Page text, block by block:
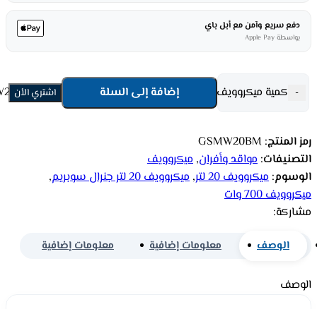
دفع سريع وآمن مع أبل باي
بواسطة Apple Pay
- كمية ميكروويف 20 لتر جنرال سوبريم – 700 وات – أسود GSMW20BM إضافة إلى السلة اشتري الأن
رمز المنتج: GSMW20BM
التصنيفات: مواقد وأفران, ميكروويف
الوسوم: ميكروويف 20 لتر , ميكروويف 20 لتر جنرال سوبريم
,
ميكروويف 700 وات
مشاركة:
الوصف معلومات إضافية معلومات إضافية
الوصف